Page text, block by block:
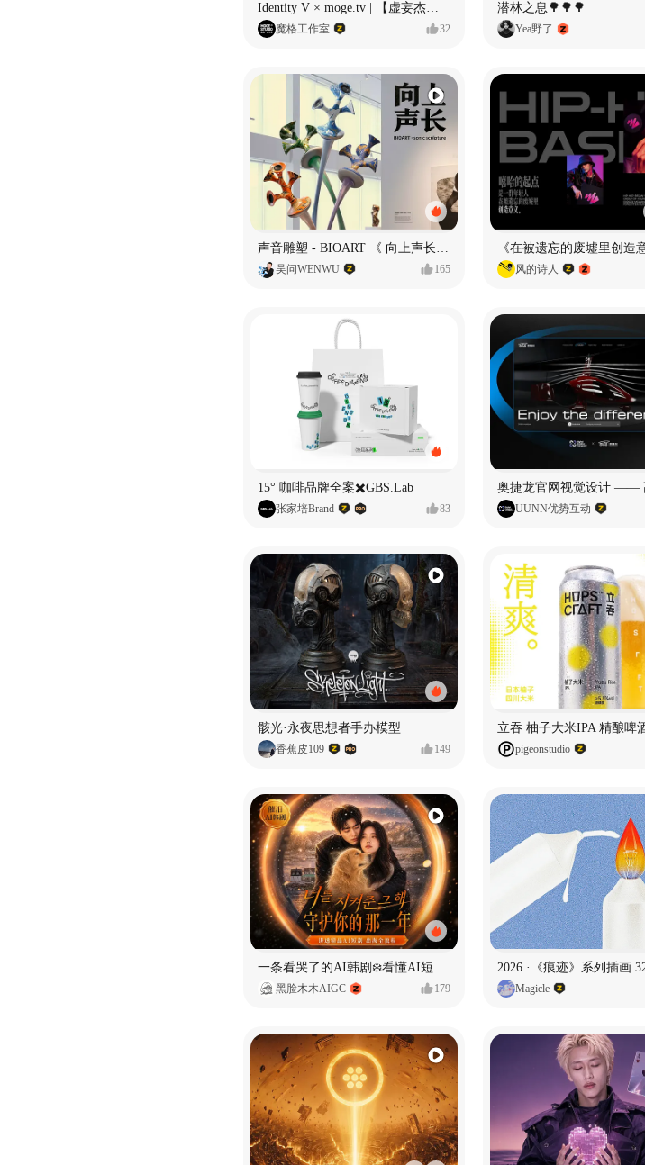
Identity V × moge.tv | 【虚妄杰作时装】“小女孩”
魔格工作室 32
潜林之息🌳🌳🌳
Yea野了
吴问WENWU 165 风的诗人
15° 咖啡品牌全案✖️GBS.Lab
张家培Brand 83 UUNN优势互动
骸光·永夜思想者手办模型
香蕉皮109 149 pigeonstudio
一条看哭了的AI韩剧❄️看懂AI短剧出海全流程
黑脸木木AIGC 179
2026 ·《痕迹》系列插画
Magicle